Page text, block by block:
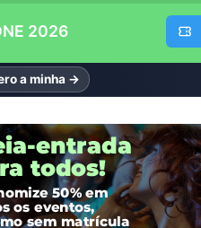
2026
a minha →